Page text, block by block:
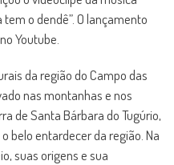
tem o dendê”. O lançamento
Youtube.
da região do Campo das
nas montanhas e nos
de Santa Bárbara do Tugúrio,
belo entardecer da região. Na
suas origens e sua